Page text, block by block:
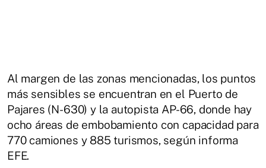
Al margen de las zonas mencionadas, los puntos
más sensibles se encuentran en el Puerto de
Pajares (N-630) y la autopista AP-66, donde hay
ocho áreas de embobamiento con capacidad para
770 camiones y 885 turismos, según informa
EFE.